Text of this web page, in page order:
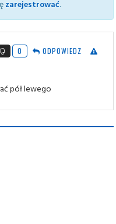
zarejestrować.
0 ODPOWIEDZ
pół lewego